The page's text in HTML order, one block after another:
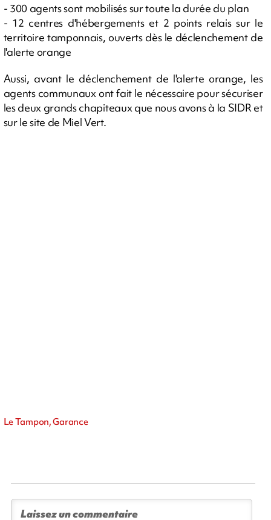
- 300 agents sont mobilisés sur toute la durée du plan
- 12 centres d'hébergements et 2 points relais sur le
territoire tamponnais, ouverts dès le déclenchement de
l'alerte orange
Aussi, avant le déclenchement de l'alerte orange, les
agents communaux ont fait le nécessaire pour sécuriser
les deux grands chapiteaux que nous avons à la SIDR et
sur le site de Miel Vert.
Le Tampon, Garance